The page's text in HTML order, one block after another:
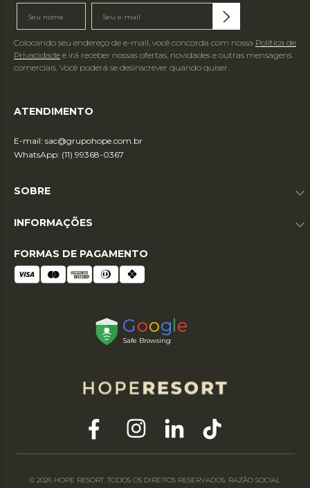
Colocando seu endereço de e-mail, você concorda com nossa Política de
Privacidade e irá receber nossas ofertas, novidades e outras mensagens
comerciais. Você poderá se desinscrever quando quiser.
ATENDIMENTO
E-mail: sac@grupohope.com.br
WhatsApp: (11) 99368-0367
SOBRE
INFORMAÇÕES
FORMAS DE PAGAMENTO
© 2026 HOPE RESORT. TODOS OS DIREITOS RESERVADOS. RAZÃO SOCIAL: